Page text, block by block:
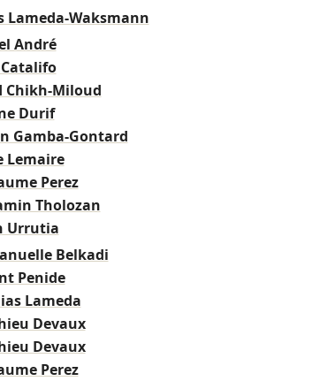
Lameda-Waksmann
André
Chikh-Miloud
Durif
Gamba-Gontard
Lemaire
Perez
Tholozan
Urrutia
Belkadi
Penide
Lameda
Devaux
Devaux
Perez